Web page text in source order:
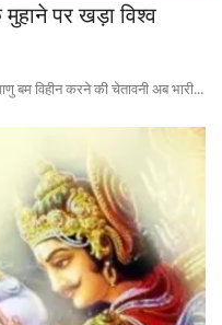
पर खड़ा विश्व
बम विहीन करने की चेतावनी अब भारी...